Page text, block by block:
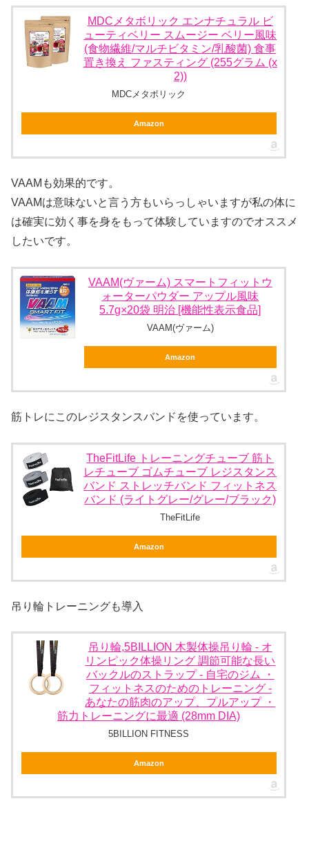
MDCメタボリック エンナチュラル ビ
ューティベリー スムージー ベリー風味
(食物繊維/マルチビタミン/乳酸菌) 食事
置き換え ファスティング (255グラム (x
2))
MDCメタボリック
Amazon
VAAMも効果的です。
VAAMは意味ないと言う方もいらっしゃいますが私の体に
は確実に効く事を身をもって体験していますのでオススメ
したいです。
VAAM(ヴァーム) スマートフィットウ
ォーターパウダー アップル風味
5.7g×20袋 明治 [機能性表示食品]
VAAM(ヴァーム)
Amazon
筋トレにこのレジスタンスバンドを使っています。
TheFitLife トレーニングチューブ 筋ト
レチューブ ゴムチューブ レジスタンス
バンド ストレッチバンド フィットネス
バンド (ライトグレー/グレー/ブラック)
TheFitLife
Amazon
吊り輪トレーニングも導入
吊り輪,5BILLION 木製体操吊り輪 - オ
リンピック体操リング 調節可能な長い
バックルのストラップ - 自宅のジム ・
フィットネスのためのトレーニング -
あなたの筋肉のアップ、プルアップ ・
筋力トレーニングに最適 (28mm DIA)
5BILLION FITNESS
Amazon